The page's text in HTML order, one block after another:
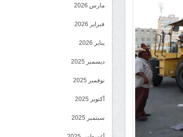
مارس 2026
فبراير 2026
يناير 2026
ديسمبر 2025
نوفمبر 2025
أكتوبر 2025
سبتمبر 2025